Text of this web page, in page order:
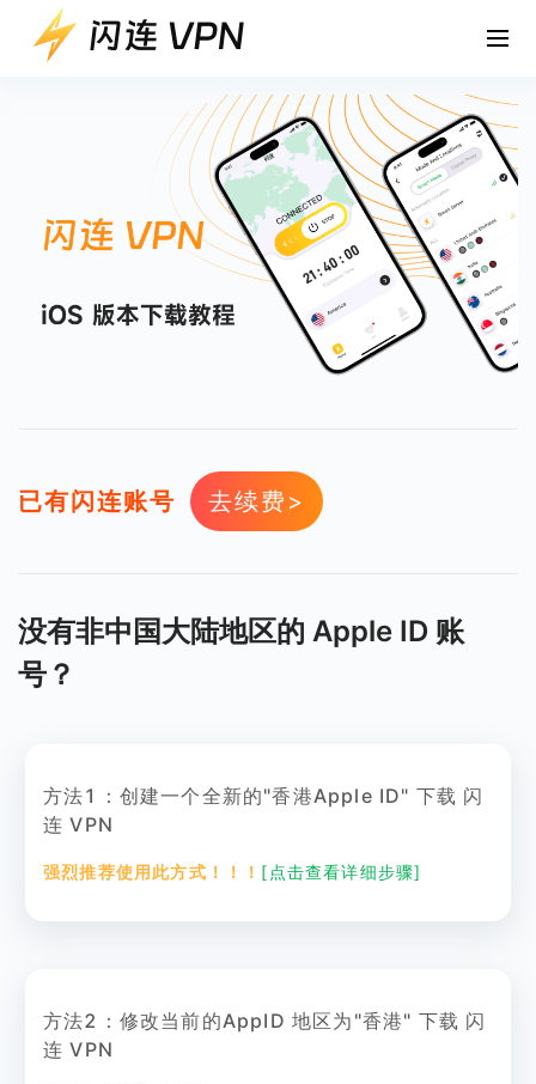
已有闪连账号 去续费>
没有非中国大陆地区的 Apple ID 账
号？
方法1：创建一个全新的"香港Apple ID" 下载 闪
连 VPN
强烈推荐使用此方式！！！ [点击查看详细步骤]
方法2：修改当前的AppID 地区为"香港" 下载 闪
连 VPN